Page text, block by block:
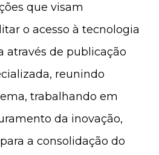
que visam
o acesso à tecnologia
através de publicação
reunindo
trabalhando em
da inovação,
a consolidação do